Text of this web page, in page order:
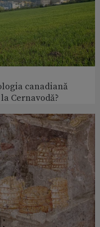
canadiană
Cernavodă?